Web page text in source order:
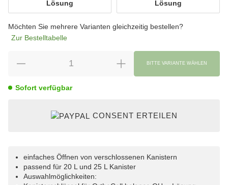
Lösung
Lösung
Möchten Sie mehrere Varianten gleichzeitig bestellen?
Zur Bestelltabelle
BITTE VARIANTE WÄHLEN
Sofort verfügbar
CONSENT ERTEILEN
einfaches Öffnen von verschlossenen Kanistern
passend für 20 L und 25 L Kanister
Auswahlmöglichkeiten: